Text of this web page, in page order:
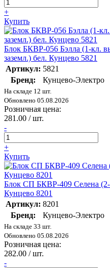
+
Купить
Блок БКВР-056 Бэлла (1-кл.
заземл.) бел. Кунцево 5821
Артикул: 5821
Бренд:
Кунцево-Электро
На складе 12 шт.
Обновлено 05.08.2026
Розничная цена:
281.00 / шт.
-
+
Купить
Блок СП БКВР-409 Селена (2-
Кунцево 8201
Артикул: 8201
Бренд:
Кунцево-Электро
На складе 33 шт.
Обновлено 05.08.2026
Розничная цена:
282.00 / шт.
-